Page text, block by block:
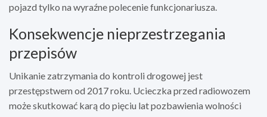
pojazd tylko na wyraźne polecenie funkcjonariusza.
Konsekwencje nieprzestrzegania
przepisów
Unikanie zatrzymania do kontroli drogowej jest
przestępstwem od 2017 roku. Ucieczka przed radiowozem
może skutkować karą do pięciu lat pozbawienia wolności